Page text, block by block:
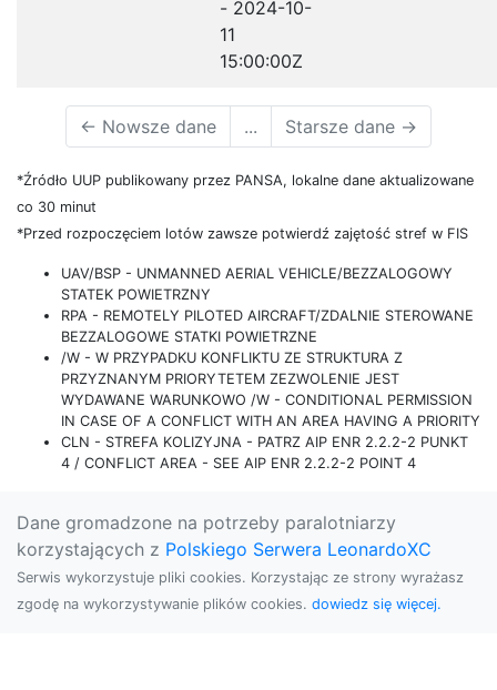
- 2024-10-
11
15:00:00Z
← Nowsze dane ... Starsze dane →
*Źródło UUP publikowany przez PANSA, lokalne dane aktualizowane
co 30 minut
*Przed rozpoczęciem lotów zawsze potwierdź zajętość stref w FIS
UAV/BSP - UNMANNED AERIAL VEHICLE/BEZZALOGOWY
STATEK POWIETRZNY
RPA - REMOTELY PILOTED AIRCRAFT/ZDALNIE STEROWANE
BEZZALOGOWE STATKI POWIETRZNE
/W - W PRZYPADKU KONFLIKTU ZE STRUKTURA Z
PRZYZNANYM PRIORYTETEM ZEZWOLENIE JEST
WYDAWANE WARUNKOWO /W - CONDITIONAL PERMISSION
IN CASE OF A CONFLICT WITH AN AREA HAVING A PRIORITY
CLN - STREFA KOLIZYJNA - PATRZ AIP ENR 2.2.2-2 PUNKT
4 / CONFLICT AREA - SEE AIP ENR 2.2.2-2 POINT 4
Dane gromadzone na potrzeby paralotniarzy
korzystających z Polskiego Serwera LeonardoXC
Serwis wykorzystuje pliki cookies. Korzystając ze strony wyrażasz
zgodę na wykorzystywanie plików cookies. dowiedz się więcej.